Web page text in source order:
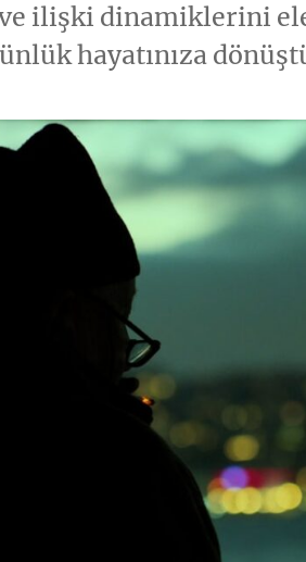
ve ilişki dinamiklerini
hayatınıza